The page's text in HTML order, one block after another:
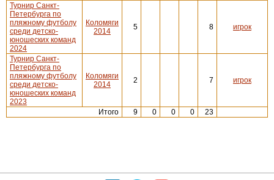
Турнир Санкт-
Петербурга по
пляжному футболу
среди детско-
юношеских команд
2024
Коломяги
2014
5 8 игрок
Турнир Санкт-
Петербурга по
пляжному футболу
среди детско-
юношеских команд
2023
Коломяги
2014
2 7 игрок
Итого 9 0 0 0 23